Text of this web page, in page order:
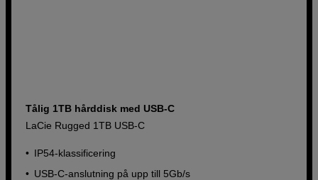
Tålig 1TB hårddisk med USB-C
LaCie Rugged 1TB USB-C
IP54-klassificering
USB-C-anslutning på upp till 5Gb/s